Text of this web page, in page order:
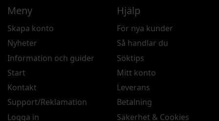
Meny
Skapa konto
Nyheter
Information och guider
Start
Kontakt
Support/Reklamation
Logga in
Hjälp
För nya kunder
Så handlar du
Söktips
Mitt konto
Leverans
Betalning
Säkerhet & Cookies